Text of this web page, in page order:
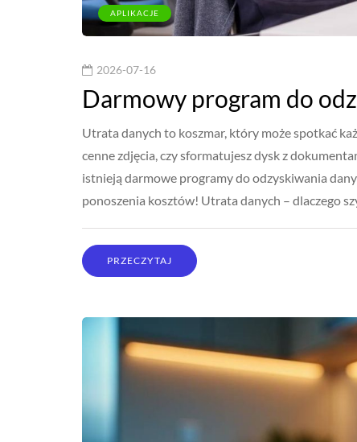
APLIKACJE
2026-07-16
Darmowy program do
Utrata danych to koszmar, który może spotkać
cenne zdjęcia, czy sformatujesz dysk z
istnieją darmowe programy do odzyskiwania
ponoszenia kosztów! Utrata danych – dlaczego
PRZECZYTAJ